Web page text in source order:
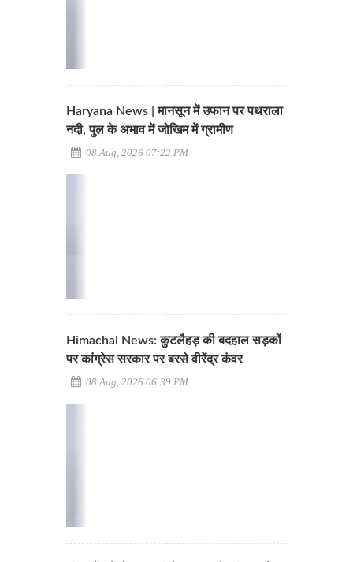
Haryana News | मानसून में उफान पर पथराला
नदी, पुल के अभाव में जोखिम में ग्रामीण
08 Aug, 2026 07:22 PM
Himachal News: कुटलैहड़ की बदहाल सड़कों
पर कांग्रेस सरकार पर बरसे वीरेंद्र कंवर
08 Aug, 2026 06:39 PM